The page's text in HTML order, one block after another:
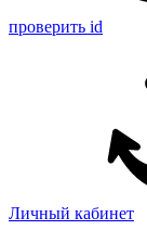
проверить id
Личный кабинет